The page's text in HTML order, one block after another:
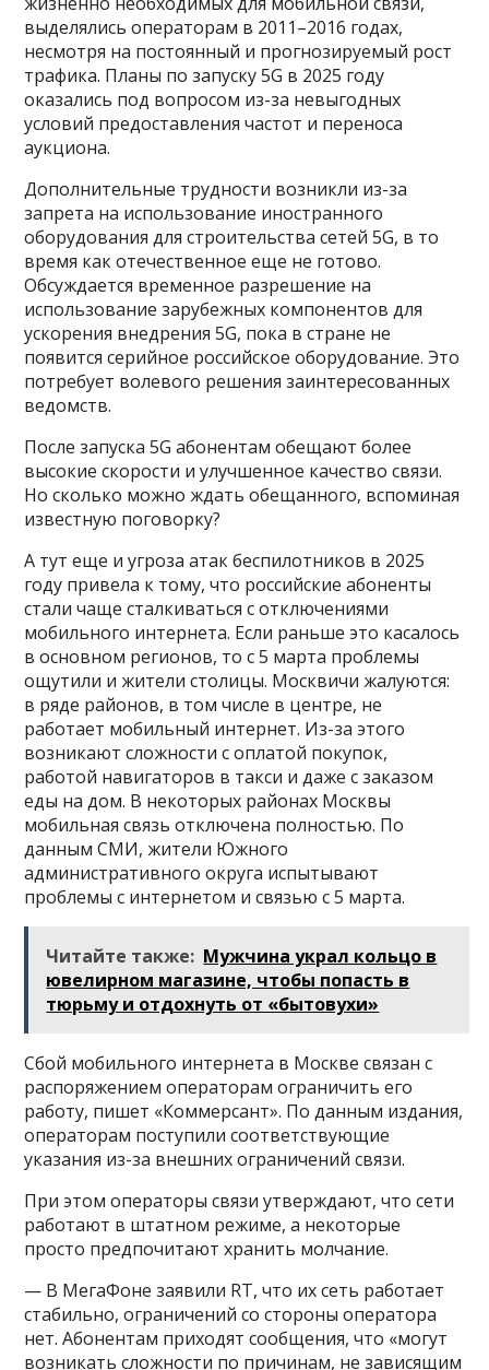
выделялись операторам в 2011–2016 годах,
несмотря на постоянный и прогнозируемый рост
трафика. Планы по запуску 5G в 2025 году
оказались под вопросом из-за невыгодных
условий предоставления частот и переноса
аукциона.
Дополнительные трудности возникли из-за
запрета на использование иностранного
оборудования для строительства сетей 5G, в то
время как отечественное еще не готово.
Обсуждается временное разрешение на
использование зарубежных компонентов для
ускорения внедрения 5G, пока в стране не
появится серийное российское оборудование. Это
потребует волевого решения заинтересованных
ведомств.
После запуска 5G абонентам обещают более
высокие скорости и улучшенное качество связи.
Но сколько можно ждать обещанного, вспоминая
известную поговорку?
А тут еще и угроза атак беспилотников в 2025
году привела к тому, что российские абоненты
стали чаще сталкиваться с отключениями
мобильного интернета. Если раньше это касалось
в основном регионов, то с 5 марта проблемы
ощутили и жители столицы. Москвичи жалуются:
в ряде районов, в том числе в центре, не
работает мобильный интернет. Из-за этого
возникают сложности с оплатой покупок,
работой навигаторов в такси и даже с заказом
еды на дом. В некоторых районах Москвы
мобильная связь отключена полностью. По
данным СМИ, жители Южного
административного округа испытывают
проблемы с интернетом и связью с 5 марта.
Читайте также: Мужчина украл кольцо в
ювелирном магазине, чтобы попасть в
тюрьму и отдохнуть от «бытовухи»
Сбой мобильного интернета в Москве связан с
распоряжением операторам ограничить его
работу, пишет «Коммерсант». По данным издания,
операторам поступили соответствующие
указания из-за внешних ограничений связи.
При этом операторы связи утверждают, что сети
работают в штатном режиме, а некоторые
просто предпочитают хранить молчание.
— В МегаФоне заявили RT, что их сеть работает
стабильно, ограничений со стороны оператора
нет. Абонентам приходят сообщения, что «могут
возникать сложности по причинам, не зависящим